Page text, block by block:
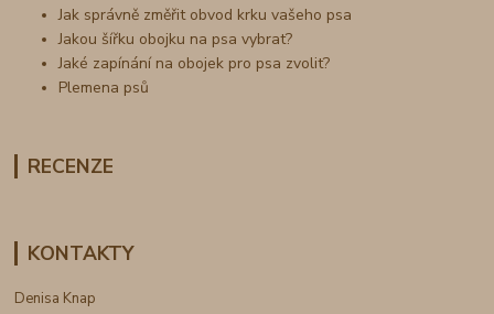
Jak správně změřit obvod krku vašeho psa
Jakou šířku obojku na psa vybrat?
Jaké zapínání na obojek pro psa zvolit?
Plemena psů
RECENZE
KONTAKTY
Denisa Knap